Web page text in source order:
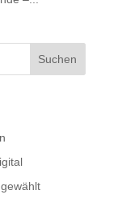
Suchen